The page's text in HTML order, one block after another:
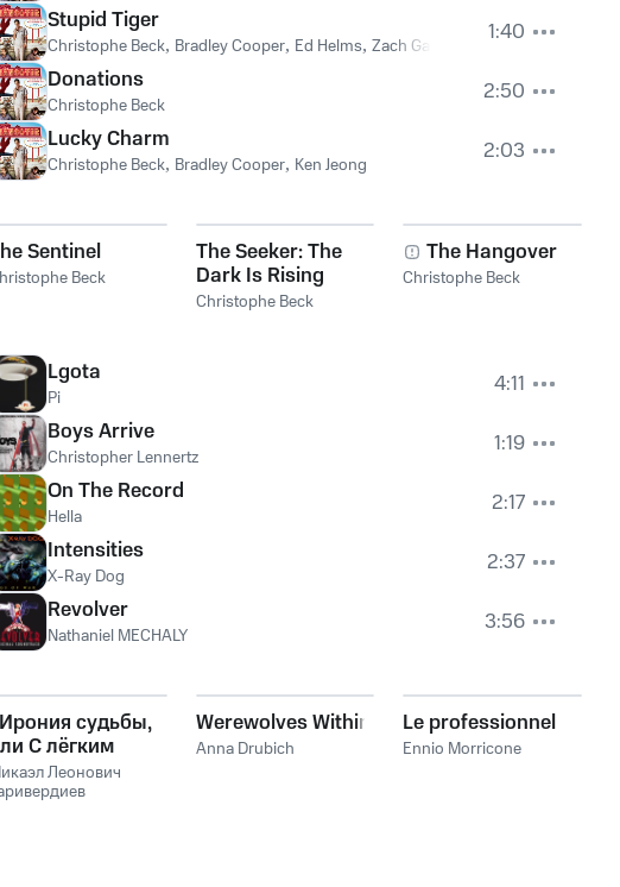
Stupid Tiger
Christophe Beck, Bradley Cooper, Ed Helms, Zach Galifianakis 1:40
Donations
Christophe Beck
2:50
Lucky Charm
Christophe Beck, Bradley Cooper, Ken Jeong 2:03
Sentinel
Beck
The Seeker: The
Dark Is Rising
Christophe Beck
The Hangover
Christophe Beck
Lgota
Pi
4:11
Boys Arrive
Christopher Lennertz
1:19
On The Record
Hella
2:17
Intensities
X-Ray Dog
2:37
Revolver
Nathaniel MECHALY 3:56
судьбы,
С лёгким
Леонович
Werewolves Within
Anna Drubich
Le professionnel
Ennio Morricone